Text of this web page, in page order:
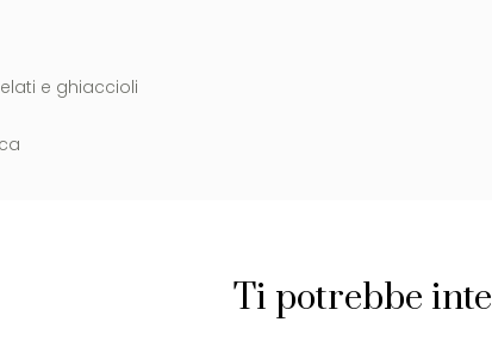
e ghiaccioli
Ti potrebbe